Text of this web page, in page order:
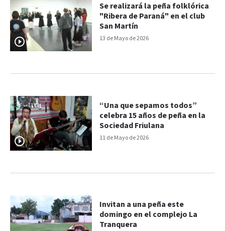
13 de Mayo de 2026
Se realizará la peña folklórica
"Ribera de Paraná" en el club
San Martín
11 de Mayo de 2026
“Una que sepamos todos”
celebra 15 años de peña en la
Sociedad Friulana
Invitan a una peña este
domingo en el complejo La
Tranquera